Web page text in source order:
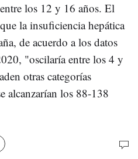
los 12 y 16 años. El
la insuficiencia hepática
de acuerdo a los datos
"oscilaría entre los 4 y
otras categorías
alcanzarían los 88-138